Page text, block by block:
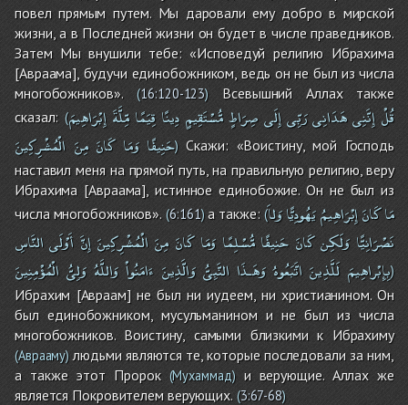
повел прямым путем. Мы даровали ему добро в мирской
жизни, а в Последней жизни он будет в числе праведников.
Затем Мы внушили тебе: «Исповедуй религию Ибрахима
[Авраама], будучи единобожником, ведь он не был из числа
многобожников». (16:120-123) Всевышний Аллах также
сказал: ( قُلْ إِنَّنِىهَدَانِىرَبِّىإِلَىصِرَاطٍمُّسْتَقِيمٍ دِينًا قِيَمًا مِّلَّةَ إِبْرَاهِيمَ
حَنِيفًا وَمَا كَانَ مِنَ الْمُشْرِكِينَ )Скажи: «Воистину, мой Господь
наставил меня на прямой путь, на правильную религию, веру
Ибрахима [Авраама], истинное единобожие. Он не был из
числа многобожников». (6:161)а также:( مَاكَانَإِبْرَاهِيمُيَهُودِيًّاوَلاَ
نَصْرَانِيًّا وَلَكِن كَانَ حَنِيفًا مُّسْلِمًا وَمَا كَانَ مِنَ الْمُشْرِكِينَ إِنَّ أَوْلَى النَّاسِ
بِإِبْراهِيمَ لَلَّذِينَ اتَّبَعُوهُ وَهَـذَا النَّبِىُّ وَالَّذِينَ ءَامَنُواْ وَاللَّهُ وَلِىُّ الْمُؤْمِنِينَ )
Ибрахим [Авраам] не был ни иудеем, ни христианином. Он
был единобожником, мусульманином и не был из числа
многобожников. Воистину, самыми близкими к Ибрахиму
(Аврааму) людьми являются те, которые последовали за ним,
а также этот Пророк(Мухаммад)и верующие. Аллах же
является Покровителем верующих. (3:67-68)